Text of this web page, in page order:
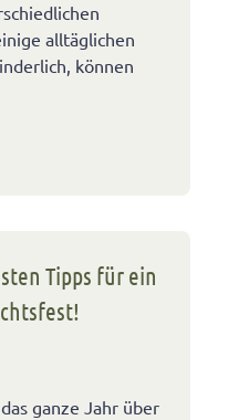
alltäglichen
können
Tipps für ein
ganze Jahr über